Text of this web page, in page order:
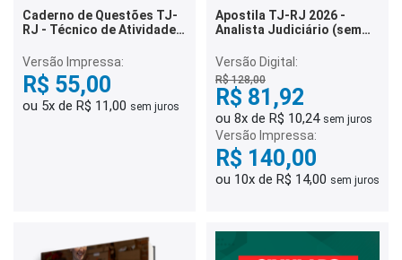
Caderno de Questões TJ-
RJ - Técnico de Atividade
Gabaritadas
Versão Impressa:
R$ 55,00
ou 5x de R$ 11,00 sem juros
Apostila TJ-RJ 2026 -
Analista Judiciário (sem
Versão Digital:
R$ 128,00
R$ 81,92
ou 8x de R$ 10,24 sem juros
Versão Impressa:
R$ 140,00
ou 10x de R$ 14,00 sem juros